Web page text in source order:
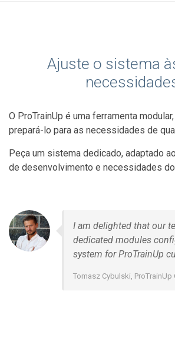
Ajuste o sistema
O ProTrainUp é uma ferramenta
prepará-lo para as necessidades de
Peça um sistema dedicado, adaptado
de desenvolvimento e necessidades
I am delighted that our
dedicated modules
system for ProTrainUp
Tomasz Cybulski, ProTrainUp